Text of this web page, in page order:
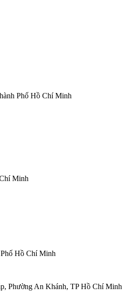
Phố Hồ Chí Minh
Minh
Hồ Chí Minh
Phường An Khánh, TP Hồ Chí Minh